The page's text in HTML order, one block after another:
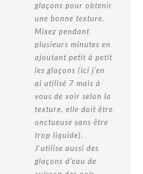
glaçons pour obtenir
une bonne texture.
Mixez pendant
plusieurs minutes en
ajoutant petit à petit
les glaçons (ici j'en
ai utilisé 7 mais à
vous de voir selon la
texture, elle doit être
onctueuse sans être
trop liquide).
J'utilise aussi des
glaçons d'eau de